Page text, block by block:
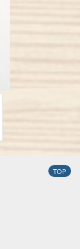
TOP